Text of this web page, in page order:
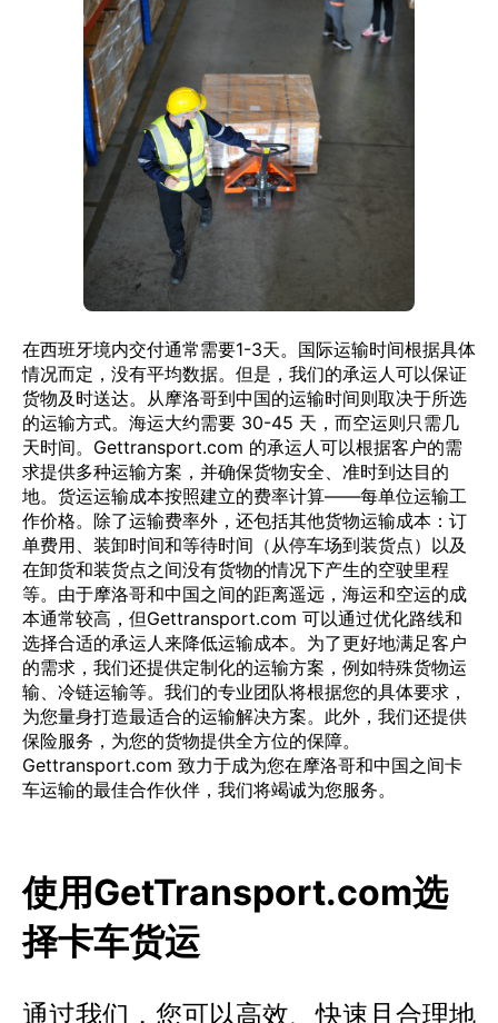
在西班牙境内交付通常需要1-3天。国际运输时间根据具体
情况而定，没有平均数据。但是，我们的承运人可以保证
货物及时送达。从摩洛哥到中国的运输时间则取决于所选
的运输方式。海运大约需要 30-45 天，而空运则只需几
天时间。Gettransport.com 的承运人可以根据客户的需
求提供多种运输方案，并确保货物安全、准时到达目的
地。货运运输成本按照建立的费率计算——每单位运输工
作价格。除了运输费率外，还包括其他货物运输成本：订
单费用、装卸时间和等待时间（从停车场到装货点）以及
在卸货和装货点之间没有货物的情况下产生的空驶里程
等。由于摩洛哥和中国之间的距离遥远，海运和空运的成
本通常较高，但Gettransport.com 可以通过优化路线和
选择合适的承运人来降低运输成本。为了更好地满足客户
的需求，我们还提供定制化的运输方案，例如特殊货物运
输、冷链运输等。我们的专业团队将根据您的具体要求，
为您量身打造最适合的运输解决方案。此外，我们还提供
保险服务，为您的货物提供全方位的保障。
Gettransport.com 致力于成为您在摩洛哥和中国之间卡
车运输的最佳合作伙伴，我们将竭诚为您服务。
使用GetTransport.com选
择卡车货运
通过我们，您可以高效、快速且合理地